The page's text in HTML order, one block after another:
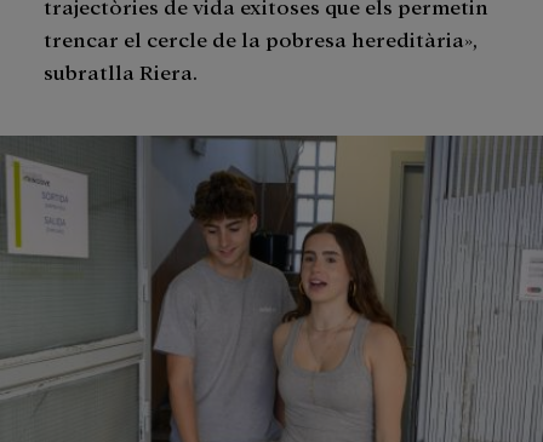
trajectòries de vida exitoses que els permetin
trencar el cercle de la pobresa hereditària»,
subratlla Riera.